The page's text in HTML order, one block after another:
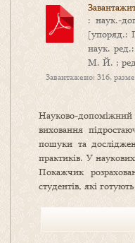
: наук.-
[упоряд.:
наук.
М. Й. ;
Завантажено: 316,
Науково-
виховання
пошуки та
практиків. У
Покажчик
студентів, які